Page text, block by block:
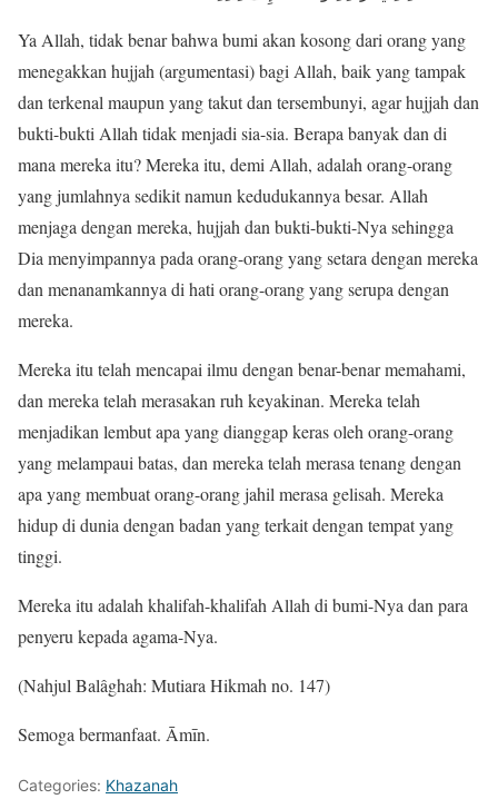
Ya Allah, tidak benar bahwa bumi akan kosong dari orang yang
menegakkan hujjah (argumentasi) bagi Allah, baik yang tampak
dan terkenal maupun yang takut dan tersembunyi, agar hujjah dan
bukti-bukti Allah tidak menjadi sia-sia. Berapa banyak dan di
mana mereka itu? Mereka itu, demi Allah, adalah orang-orang
yang jumlahnya sedikit namun kedudukannya besar. Allah
menjaga dengan mereka, hujjah dan bukti-bukti-Nya sehingga
Dia menyimpannya pada orang-orang yang setara dengan mereka
dan menanamkannya di hati orang-orang yang serupa dengan
mereka.
Mereka itu telah mencapai ilmu dengan benar-benar memahami,
dan mereka telah merasakan ruh keyakinan. Mereka telah
menjadikan lembut apa yang dianggap keras oleh orang-orang
yang melampaui batas, dan mereka telah merasa tenang dengan
apa yang membuat orang-orang jahil merasa gelisah. Mereka
hidup di dunia dengan badan yang terkait dengan tempat yang
tinggi.
Mereka itu adalah khalifah-khalifah Allah di bumi-Nya dan para
penyeru kepada agama-Nya.
(Nahjul Balâghah: Mutiara Hikmah no. 147)
Semoga bermanfaat. Āmīn.
Categories: Khazanah